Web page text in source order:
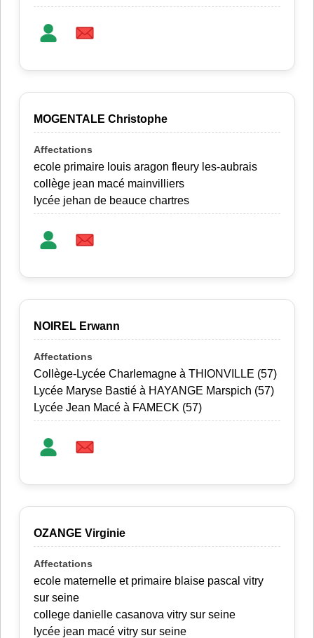
MOGENTALE Christophe
ecole primaire louis aragon fleury les-aubrais
collège jean macé mainvilliers
lycée jehan de beauce chartres
NOIREL Erwann
Collège-Lycée Charlemagne à THIONVILLE (57)
Lycée Maryse Bastié à HAYANGE Marspich (57)
Lycée Jean Macé à FAMECK (57)
OZANGE Virginie
ecole maternelle et primaire blaise pascal vitry
sur seine
college danielle casanova vitry sur seine
lycée jean macé vitry sur seine